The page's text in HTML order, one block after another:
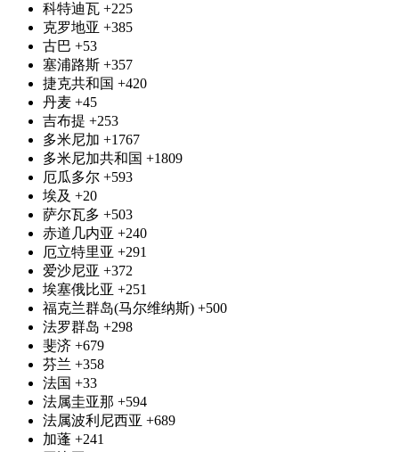
科特迪瓦 +225
克罗地亚 +385
古巴 +53
塞浦路斯 +357
捷克共和国 +420
丹麦 +45
吉布提 +253
多米尼加 +1767
多米尼加共和国 +1809
厄瓜多尔 +593
埃及 +20
萨尔瓦多 +503
赤道几内亚 +240
厄立特里亚 +291
爱沙尼亚 +372
埃塞俄比亚 +251
福克兰群岛(马尔维纳斯) +500
法罗群岛 +298
斐济 +679
芬兰 +358
法国 +33
法属圭亚那 +594
法属波利尼西亚 +689
加蓬 +241